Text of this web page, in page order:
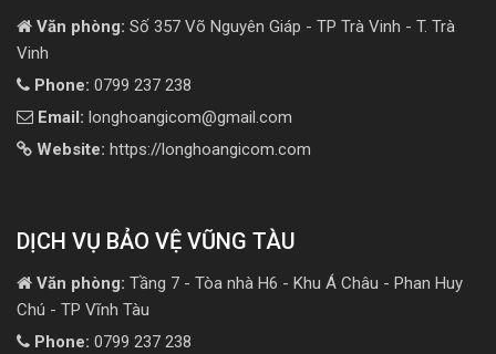
Văn phòng: Số 357 Võ Nguyên Giáp - TP Trà Vinh - T. Trà
Vinh
Phone: 0799 237 238
Email: longhoangicom@gmail.com
Website: https://longhoangicom.com
DỊCH VỤ BẢO VỆ VŨNG TÀU
Văn phòng: Tầng 7 - Tòa nhà H6 - Khu Á Châu - Phan Huy
Chú - TP Vĩnh Tàu
Phone: 0799 237 238